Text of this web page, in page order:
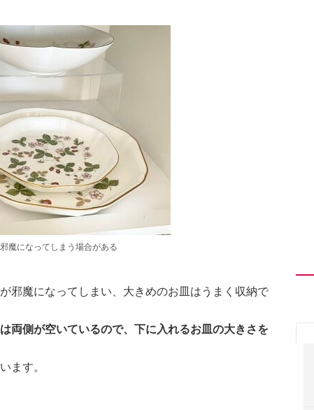
魔になってしまう場合がある
邪魔になってしまい、大きめのお皿はうまく収納で
両側が空いているので、下に入れるお皿の大きさを
ます。